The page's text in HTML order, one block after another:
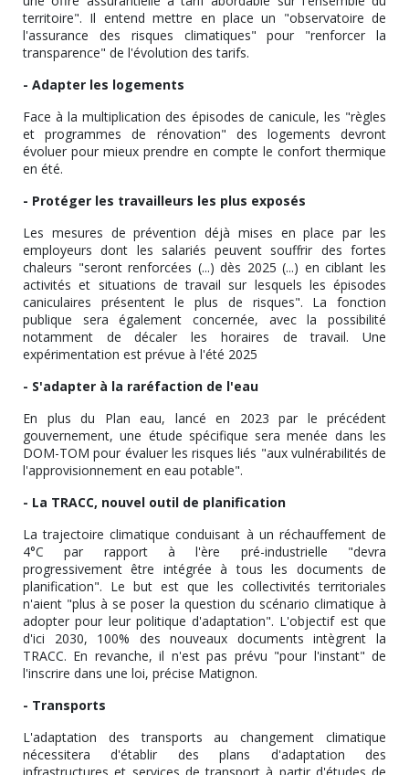
territoire". Il entend mettre en place un "observatoire de
l'assurance des risques climatiques" pour "renforcer la
transparence" de l'évolution des tarifs.
- Adapter les logements
Face à la multiplication des épisodes de canicule, les "règles
et programmes de rénovation" des logements devront
évoluer pour mieux prendre en compte le confort thermique
en été.
- Protéger les travailleurs les plus exposés
Les mesures de prévention déjà mises en place par les
employeurs dont les salariés peuvent souffrir des fortes
chaleurs "seront renforcées (...) dès 2025 (...) en ciblant les
activités et situations de travail sur lesquels les épisodes
caniculaires présentent le plus de risques". La fonction
publique sera également concernée, avec la possibilité
notamment de décaler les horaires de travail. Une
expérimentation est prévue à l'été 2025
- S'adapter à la raréfaction de l'eau
En plus du Plan eau, lancé en 2023 par le précédent
gouvernement, une étude spécifique sera menée dans les
DOM-TOM pour évaluer les risques liés "aux vulnérabilités de
l'approvisionnement en eau potable".
- La TRACC, nouvel outil de planification
La trajectoire climatique conduisant à un réchauffement de
4°C par rapport à l'ère pré-industrielle "devra
progressivement être intégrée à tous les documents de
planification". Le but est que les collectivités territoriales
n'aient "plus à se poser la question du scénario climatique à
adopter pour leur politique d'adaptation". L'objectif est que
d'ici 2030, 100% des nouveaux documents intègrent la
TRACC. En revanche, il n'est pas prévu "pour l'instant" de
l'inscrire dans une loi, précise Matignon.
- Transports
L'adaptation des transports au changement climatique
nécessitera d'établir des plans d'adaptation des